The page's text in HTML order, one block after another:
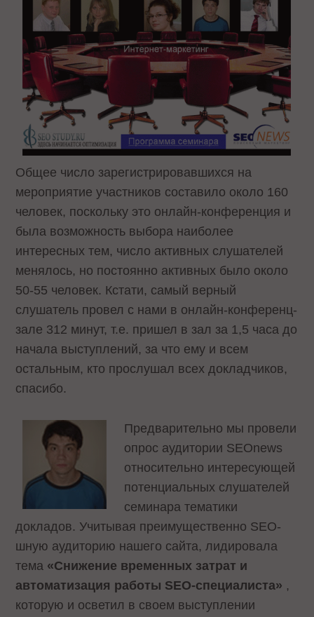
Общее число зарегистрировавшихся на
мероприятие участников составило около 160
человек, поскольку это онлайн-конференция и
была возможность выбора наиболее
интересных тем, число активных слушателей
менялось, но постоянно активных было около
50-55 человек. Кстати, самый верный
слушатель провел с нами в онлайн-конференц-
зале 312 минут, т.е. пришел в зал за 1,5 часа до
начала выступлений, за что ему и всем
остальным, кто прослушал всех докладчиков,
спасибо.
Предварительно мы провели
опрос аудитории SEOnews
относительно интересующей
потенциальных слушателей
семинара тематики
докладов. Учитывая преимущественно SEO-
шную аудиторию нашего сайта, лидировала
тема «Снижение временных затрат и
автоматизация работы SEO-специалиста» ,
которую и осветил в своем выступлении